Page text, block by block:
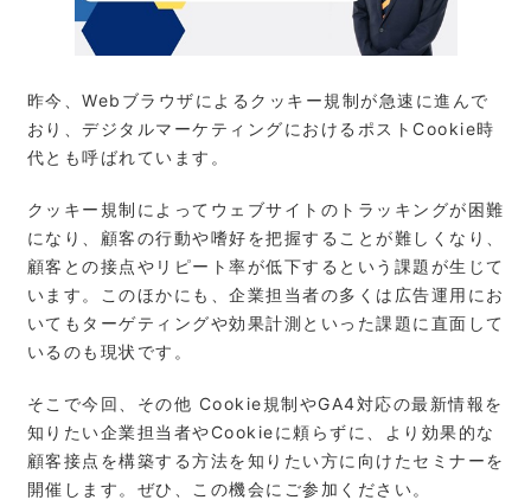
昨今、Webブラウザによるクッキー規制が急速に進んで
おり、デジタルマーケティングにおけるポストCookie時
代とも呼ばれています。
クッキー規制によってウェブサイトのトラッキングが困難
になり、顧客の行動や嗜好を把握することが難しくなり、
顧客との接点やリピート率が低下するという課題が生じて
います。このほかにも、企業担当者の多くは広告運用にお
いてもターゲティングや効果計測といった課題に直面して
いるのも現状です。
そこで今回、その他 Cookie規制やGA4対応の最新情報を
知りたい企業担当者やCookieに頼らずに、より効果的な
顧客接点を構築する方法を知りたい方に向けたセミナーを
開催します。ぜひ、この機会にご参加ください。